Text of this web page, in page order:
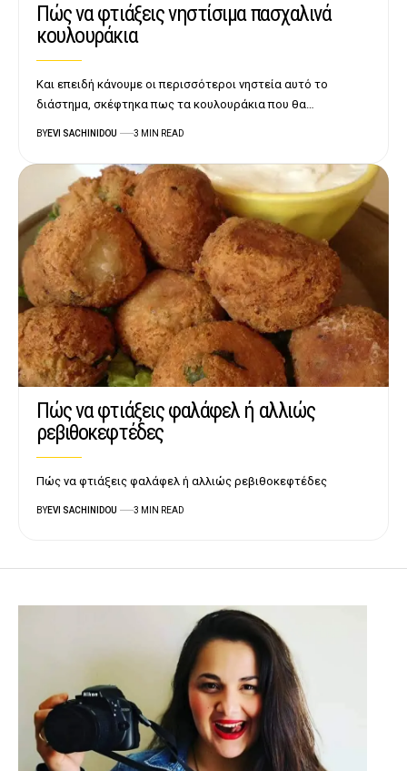
Πώς να φτιάξεις νηστίσιμα πασχαλινά
κουλουράκια
Και επειδή κάνουμε οι περισσότεροι νηστεία αυτό το
διάστημα, σκέφτηκα πως τα κουλουράκια που θα…
BYEVI SACHINIDOU 3 MIN READ
Πώς να φτιάξεις φαλάφελ ή αλλιώς
ρεβιθοκεφτέδες
Πώς να φτιάξεις φαλάφελ ή αλλιώς ρεβιθοκεφτέδες
BYEVI SACHINIDOU 3 MIN READ